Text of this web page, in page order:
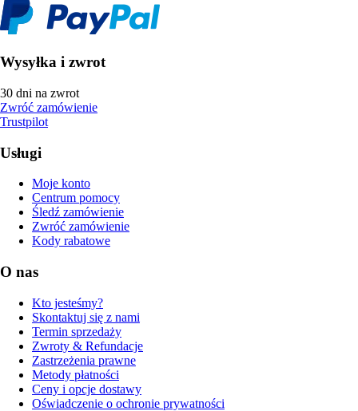
Wysyłka i zwrot
30 dni na zwrot
Zwróć zamówienie
Trustpilot
Usługi
Moje konto
Centrum pomocy
Śledź zamówienie
Zwróć zamówienie
Kody rabatowe
O nas
Kto jesteśmy?
Skontaktuj się z nami
Termin sprzedaży
Zwroty & Refundacje
Zastrzeżenia prawne
Metody płatności
Ceny i opcje dostawy
Oświadczenie o ochronie prywatności